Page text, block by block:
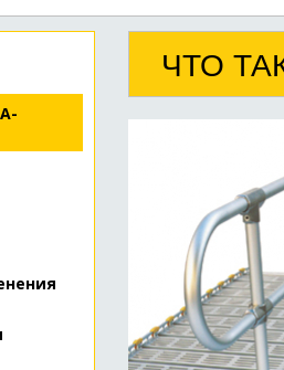
ЧТО